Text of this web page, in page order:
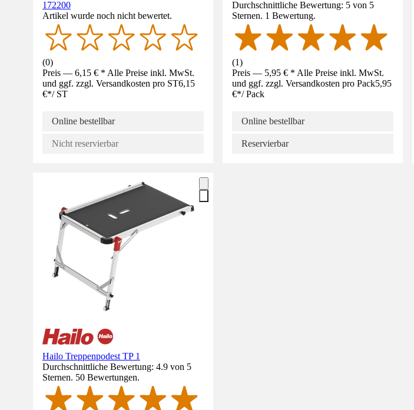
172200
Artikel wurde noch nicht bewertet.
(0)
Preis — 6,15 € * Alle Preise inkl. MwSt.
und ggf. zzgl. Versandkosten pro ST6,15
€*/ ST
Online bestellbar
Nicht reservierbar
Durchschnittliche Bewertung: 5 von 5
Sternen. 1 Bewertung.
(1)
Preis — 5,95 € * Alle Preise inkl. MwSt.
und ggf. zzgl. Versandkosten pro Pack5,95
€*/ Pack
Online bestellbar
Reservierbar
Hailo Treppenpodest TP 1
Durchschnittliche Bewertung: 4.9 von 5
Sternen. 50 Bewertungen.